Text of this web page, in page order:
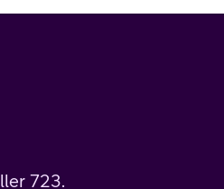
723.